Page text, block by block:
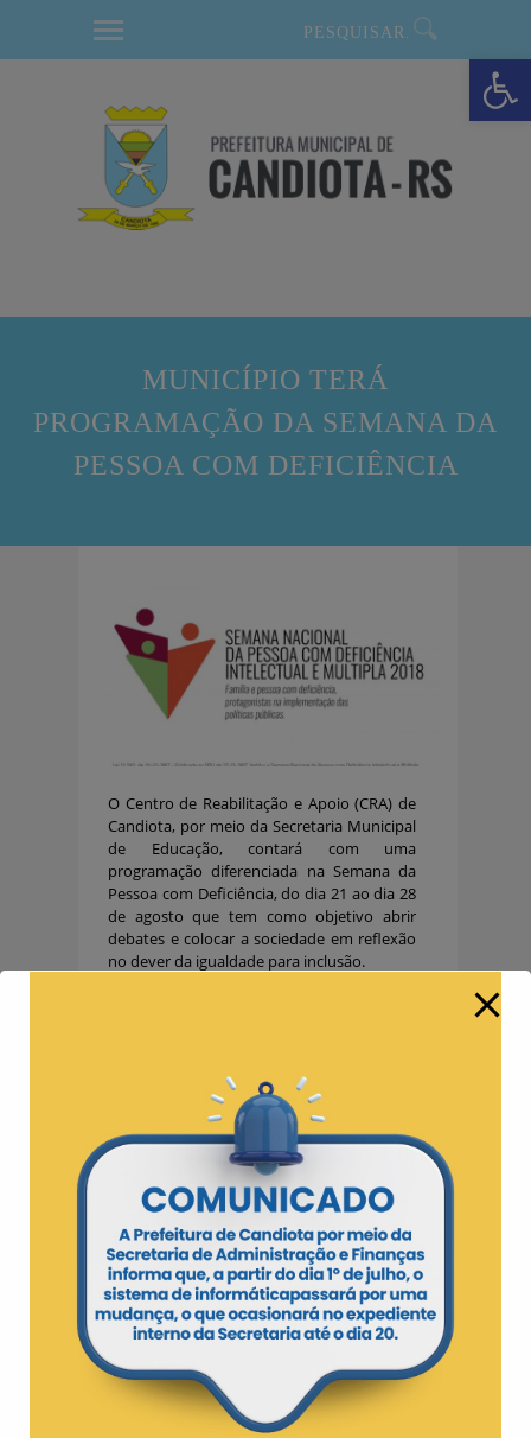
Barra de Ferramentas Aberta
MUNICÍPIO TERÁ
PROGRAMAÇÃO DA SEMANA DA
PESSOA COM DEFICIÊNCIA
O Centro de Reabilitação e Apoio (CRA) de
Candiota, por meio da Secretaria Municipal
de Educação, contará com uma
programação diferenciada na Semana da
Pessoa com Deficiência, do dia 21 ao dia 28
de agosto que tem como objetivo abrir
debates e colocar a sociedade em reflexão
no dever da igualdade para inclusão.
no CTG Batalha do Seival. A próxima
participação será na Feira de Ciências da
EMEI Odete Lazzare Corrêa, no dia 14 de
agosto e, por último, ainda no município,
também se farão presentes na 6ª edição da
Feira de Ciências de Candiota (FEICAN), no
Ginásio Municipal, dia 22 de agosto.
Na terça-feira, 21 de agosto, os usuários do
Centro de Reabilitação e Apoio participarão
da 5ª Corrida Fantástica promovida pela
ABADEF e APAE, em Bagé. Durante o
período da Semana da Pessoa com
Deficiência será feita, nas redes sociais, a
divulgação de esclarecimentos sobre
diversos tipos de deficiências e transtornos.